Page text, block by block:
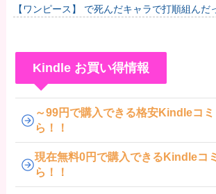
【ワンピース】 で死んだキャラで打順組んだ
Kindle お買い得情報
～99円で購入できる格安Kindleコ
ら！！
現在無料0円で購入できるKindleコ
ら！！